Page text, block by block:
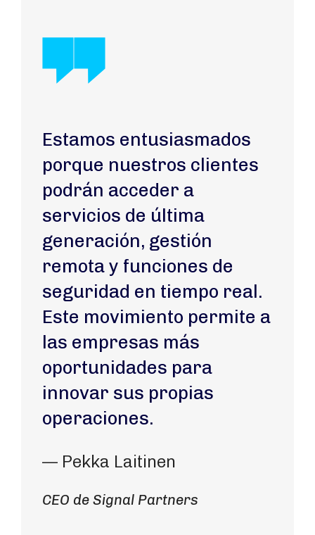
Estamos entusiasmados
porque nuestros clientes
podrán acceder a
servicios de última
generación, gestión
remota y funciones de
seguridad en tiempo real.
Este movimiento permite a
las empresas más
oportunidades para
innovar sus propias
operaciones.
— Pekka Laitinen
CEO de Signal Partners